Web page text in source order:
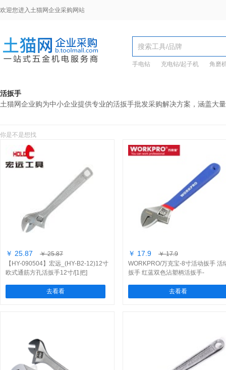
欢迎您进入土猫网企业采购网站
手电钻 充电钻/起子机 角磨
活扳手
土猫网企业购为中小企业提供专业的活扳手批发采购解决方案，涵盖大
你是不是想找
￥ 25.87
￥ 25.87
【HY-090504】宏远_(HY-B2-12)12寸
欧式通筋方孔活扳手12寸/[1把]
去看看
￥ 17.9
￥ 17.9
WORKPRO/万克宝-8寸活动扳手 活
扳手 红蓝双色沾塑柄活扳手-
去看看